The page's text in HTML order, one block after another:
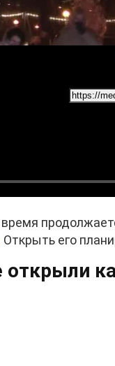
Открыть его
открыли